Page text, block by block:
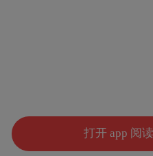
打开 app 阅